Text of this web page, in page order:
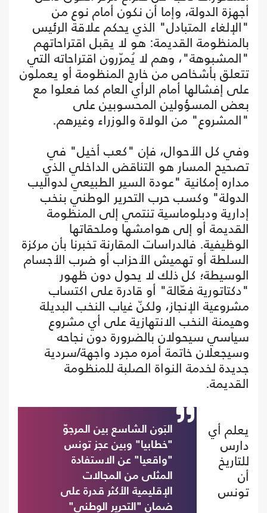
أجهزة الدولة، وإما أن نكون أمام نوع من
"الإلغاء المتبادل" الذي يحكم علاقة الرئيس
بالمنظومة القديمة: هو لا يقبل اقتراحاتهم
"المشبوهة"، وهم لا يُمرّرون اقتراحاته التي
تتعلق بأشخاص من خارج المنظومة أو يعملون
على إفشالها أمام الرأي العام كما فعلوا مع
بعض المسؤولين المحسوبين على
"المشروع" من الولاة والوزراء وغيرهم.
وفي كل الأحوال، فإن "كعب أخيل" في
تصحيح المسار هو التناقض الداخلي الذي
مداره إمكانية "عودة السير الطبيعي لدواليب
الدولة" وكسب حرب التحرير الوطني بنخب
إدارية ودبلوماسية تنتمي إلى المنظومة
القديمة أو إلى هوامشها وملحقاتها
الوظيفية. فالدراسات المقارنة تخبرنا بأن مركزة
السلطة أو تهميش الأحزاب أو ضرب الأجسام
الوسيطة؛ كل ذلك لا يحول دون ظهور
"دكتاتورية فعّالة" أو قادرة على اكتساب
مشروعية الإنجاز، ولكنّ غياب النخب البديلة
وهيمنة النخب الانتهازية على أي مشروع
سياسي سيحولان بالضرورة دون نجاحه
وسيجعلان خاتمة أمره مجرد واجهة/سردية
جديدة لخدمة النواة الصلبة للمنظومة
القديمة.
البَون الشاسع بين المرجوّ
"خطابيا" وبين عجز تونس
"واقعيا" عن الاستفادة
المثلى من المجالات
الإقليمية الأكثر قدرة على
ضمان "التحرير الوطني"
يعلم أي
دارس
للتاريخ
أن
تونس